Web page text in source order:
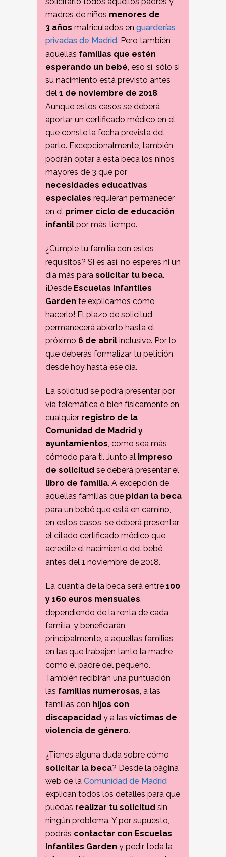
madres de niños menores de
3 años matriculados en guarderías
privadas de Madrid. Pero también
aquellas familias que estén
esperando un bebé, eso sí, sólo si
su nacimiento está previsto antes
del 1 de noviembre de 2018.
Aunque estos casos se deberá
aportar un certificado médico en el
que conste la fecha prevista del
parto. Excepcionalmente, también
podrán optar a esta beca los niños
mayores de 3 que por
necesidades educativas
especiales requieran permanecer
en el primer ciclo de educación
infantil por más tiempo.
¿Cumple tu familia con estos
requisitos? Si es así, no esperes ni un
día más para solicitar tu beca.
¡Desde Escuelas Infantiles
Garden te explicamos cómo
hacerlo! El plazo de solicitud
permanecerá abierto hasta el
próximo 6 de abril inclusive. Por lo
que deberás formalizar tu petición
desde hoy hasta ese día.
La solicitud se podrá presentar por
vía telemática o bien físicamente en
cualquier registro de la
Comunidad de Madrid y
ayuntamientos, como sea más
cómodo para ti. Junto al impreso
de solicitud se deberá presentar el
libro de familia. A excepción de
aquellas familias que pidan la beca
para un bebé que está en camino,
en estos casos, se deberá presentar
el citado certificado médico que
acredite el nacimiento del bebé
antes del 1 noviembre de 2018.
La cuantía de la beca será entre 100
y 160 euros mensuales,
dependiendo de la renta de cada
familia, y beneficiarán,
principalmente, a aquellas familias
en las que trabajen tanto la madre
como el padre del pequeño.
También recibirán una puntuación
las familias numerosas, a las
familias con hijos con
discapacidad y a las víctimas de
violencia de género.
¿Tienes alguna duda sobre cómo
solicitar la beca? Desde la página
web de la Comunidad de Madrid
explican todos los detalles para que
puedas realizar tu solicitud sin
ningún problema. Y por supuesto,
podrás contactar con Escuelas
Infantiles Garden y pedir toda la